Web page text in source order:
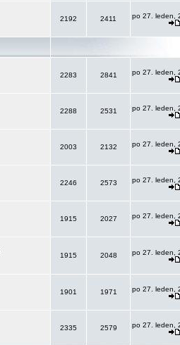
2192 2411 po 27. leden,
2283 2841 po 27. leden,
2288 2531 po 27. leden,
2003 2132 po 27. leden,
2246 2573 po 27. leden,
1915 2027 po 27. leden,
1915 2048 po 27. leden,
1901 1971 po 27. leden,
2335 2579 po 27. leden,